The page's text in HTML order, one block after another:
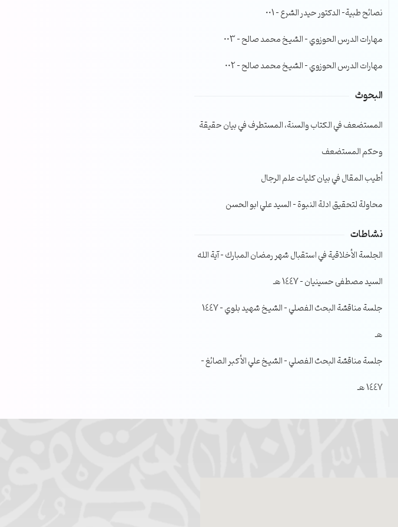
الصوت.نصائح طبية- الدكتور حيدر الشرع – 001
مهارات الدرس الحوزوي – الشيخ محمد صالح – 003
مهارات الدرس الحوزوي – الشيخ محمد صالح – 002
البحوث
المستضعف في الكتاب والسنة، المستطرف في بيان حقيقة
وحكم المستضعف
أطيب المقال في بيان كليات علم الرجال
محاولة لتحقيق ادلة النبوة – السيد علي ابو الحسن
نشاطات
الجلسة الأخلاقية في استقبال شهر رمضان المبارك – آية الله
السيد مصطفى حسينيان – 1447 هـ
جلسة مناقشة البحث الفصلي – الشيخ شهيد بلوي – 1447
هـ
جلسة مناقشة البحث الفصلي – الشيخ علي الأكبر الصائغ –
1447 هـ